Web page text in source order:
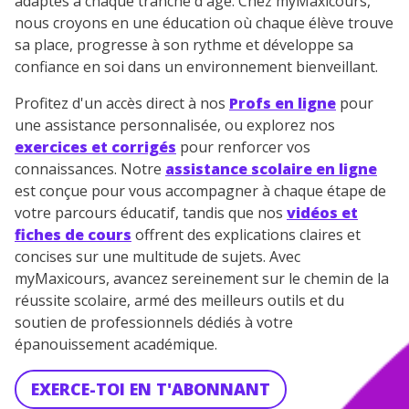
nous croyons en une éducation où chaque élève trouve
sa place, progresse à son rythme et développe sa
confiance en soi dans un environnement bienveillant.
Profitez d'un accès direct à nos Profs en ligne pour
une assistance personnalisée, ou explorez nos
exercices et corrigés pour renforcer vos
connaissances. Notre assistance scolaire en ligne
est conçue pour vous accompagner à chaque étape de
votre parcours éducatif, tandis que nos vidéos et
fiches de cours offrent des explications claires et
concises sur une multitude de sujets. Avec
myMaxicours, avancez sereinement sur le chemin de la
réussite scolaire, armé des meilleurs outils et du
soutien de professionnels dédiés à votre
épanouissement académique.
EXERCE-TOI EN T'ABONNANT